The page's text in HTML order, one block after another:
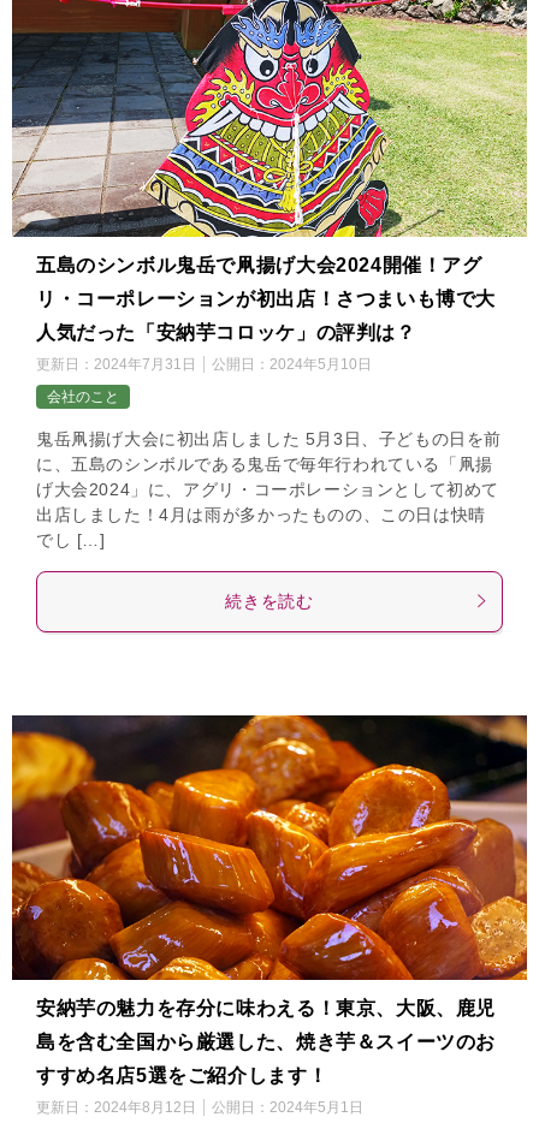
五島のシンボル鬼岳で凧揚げ大会2024開催！アグ
リ・コーポレーションが初出店！さつまいも博で大
人気だった「安納芋コロッケ」の評判は？
更新日： 2024年7月31日 公開日： 2024年5月10日
会社のこと
鬼岳凧揚げ大会に初出店しました 5月3日、子どもの日を前
に、五島のシンボルである鬼岳で毎年行われている「凧揚
げ大会2024」に、アグリ・コーポレーションとして初めて
出店しました！4月は雨が多かったものの、この日は快晴
でし […]
続きを読む
安納芋の魅力を存分に味わえる！東京、大阪、鹿児
島を含む全国から厳選した、焼き芋＆スイーツのお
すすめ名店5選をご紹介します！
更新日： 2024年8月12日 公開日： 2024年5月1日